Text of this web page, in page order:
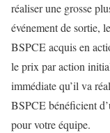
réaliser une grosse
événement de sortie,
BSPCE acquis en
le prix par action
immédiate qu’il va
BSPCE bénéficient
pour votre équipe.